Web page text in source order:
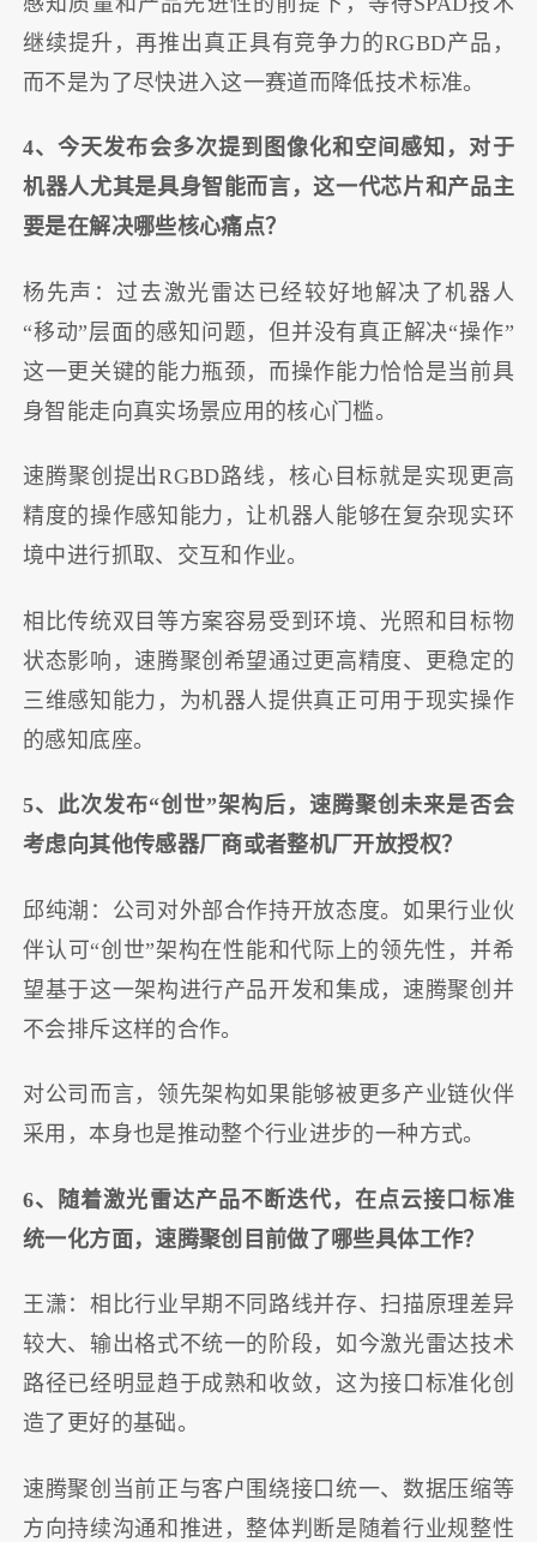
继续提升，再推出真正具有竞争力的RGBD产品，
而不是为了尽快进入这一赛道而降低技术标准。
4、今天发布会多次提到图像化和空间感知，对于
机器人尤其是具身智能而言，这一代芯片和产品主
要是在解决哪些核心痛点？
杨先声：过去激光雷达已经较好地解决了机器人
“移动”层面的感知问题，但并没有真正解决“操作”
这一更关键的能力瓶颈，而操作能力恰恰是当前具
身智能走向真实场景应用的核心门槛。
速腾聚创提出RGBD路线，核心目标就是实现更高
精度的操作感知能力，让机器人能够在复杂现实环
境中进行抓取、交互和作业。
相比传统双目等方案容易受到环境、光照和目标物
状态影响，速腾聚创希望通过更高精度、更稳定的
三维感知能力，为机器人提供真正可用于现实操作
的感知底座。
5、此次发布“创世”架构后，速腾聚创未来是否会
考虑向其他传感器厂商或者整机厂开放授权？
邱纯潮：公司对外部合作持开放态度。如果行业伙
伴认可“创世”架构在性能和代际上的领先性，并希
望基于这一架构进行产品开发和集成，速腾聚创并
不会排斥这样的合作。
对公司而言，领先架构如果能够被更多产业链伙伴
采用，本身也是推动整个行业进步的一种方式。
6、随着激光雷达产品不断迭代，在点云接口标准
统一化方面，速腾聚创目前做了哪些具体工作？
王潇：相比行业早期不同路线并存、扫描原理差异
较大、输出格式不统一的阶段，如今激光雷达技术
路径已经明显趋于成熟和收敛，这为接口标准化创
造了更好的基础。
速腾聚创当前正与客户围绕接口统一、数据压缩等
方向持续沟通和推进，整体判断是随着行业规整性